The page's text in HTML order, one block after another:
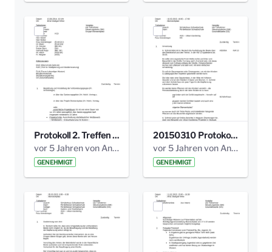
Protokoll 2. Treffen 20140315 AG Bismarckplatz.pdf
vor 5 Jahren von Anni Schlumberger
GENEHMIGT
20150310 Protokoll Bismarckplatz_UrbanG_02.pdf
vor 5 Jahren von Anni Schlumberger
GENEHMIGT